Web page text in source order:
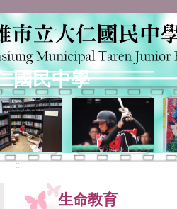
國民中學
:::
生命教育